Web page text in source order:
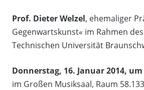
Prof. Dieter Welzel, ehemaliger
Gegenwartskunst« im Rahmen
Technischen Universität
Donnerstag, 16. Januar 2014,
im Großen Musiksaal, Raum